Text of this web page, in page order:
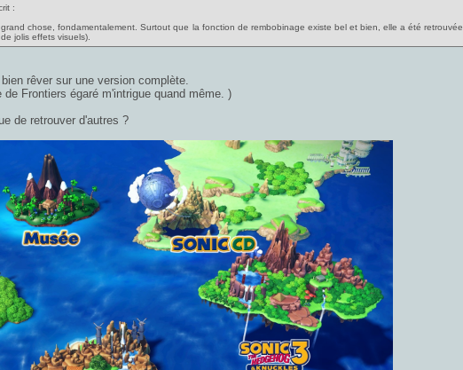
:
chose, fondamentalement. Surtout que la fonction de rembobinage existe bel et bien, elle a été retrouvée
jolis effets visuels).
rêver sur une version complète.
Frontiers égaré m'intrigue quand même. )
de retrouver d'autres ?